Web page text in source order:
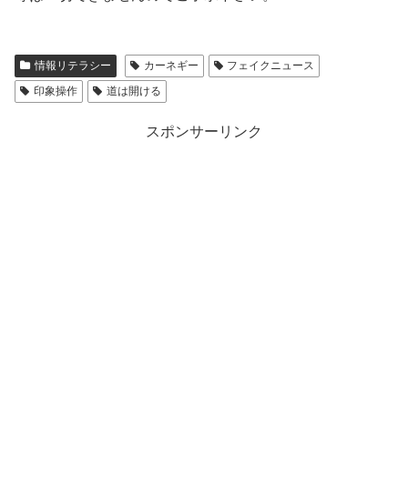
情報リテラシー カーネギー
フェイクニュース
印象操作
道は開ける
スポンサーリンク